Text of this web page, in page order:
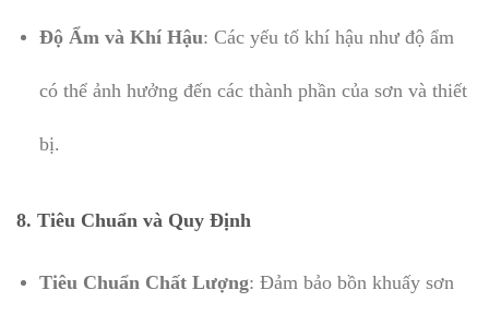
Độ Ẩm và Khí Hậu: Các yếu tố khí hậu như độ ẩm
có thể ảnh hưởng đến các thành phần của sơn và thiết
bị.
8. Tiêu Chuẩn và Quy Định
Tiêu Chuẩn Chất Lượng: Đảm bảo bồn khuấy sơn